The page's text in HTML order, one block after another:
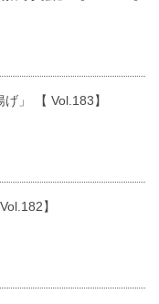
」 【 Vol.183】
】